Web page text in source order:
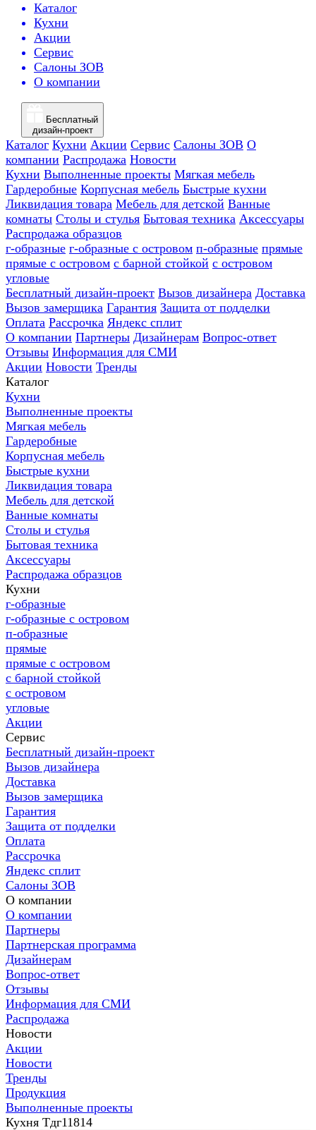
Каталог
Кухни
Акции
Сервис
Салоны ЗОВ
О компании
Бесплатный
дизайн-проект
Каталог Кухни Акции Сервис Салоны ЗОВ О
компании Распродажа Новости
Кухни Выполненные проекты Мягкая мебель
Гардеробные Корпусная мебель Быстрые кухни
Ликвидация товара Мебель для детской Ванные
комнаты Столы и стулья Бытовая техника Аксессуары
Распродажа образцов
г-образные г-образные с островом п-образные прямые
прямые с островом с барной стойкой с островом
угловые
Бесплатный дизайн-проект Вызов дизайнера Доставка
Вызов замерщика Гарантия Защита от подделки
Оплата Рассрочка Яндекс сплит
О компании Партнеры Дизайнерам Вопрос-ответ
Отзывы Информация для СМИ
Акции Новости Тренды
Каталог
Кухни
Выполненные проекты
Мягкая мебель
Гардеробные
Корпусная мебель
Быстрые кухни
Ликвидация товара
Мебель для детской
Ванные комнаты
Столы и стулья
Бытовая техника
Аксессуары
Распродажа образцов
Кухни
г-образные
г-образные с островом
п-образные
прямые
прямые с островом
с барной стойкой
с островом
угловые
Акции
Сервис
Бесплатный дизайн-проект
Вызов дизайнера
Доставка
Вызов замерщика
Гарантия
Защита от подделки
Оплата
Рассрочка
Яндекс сплит
Салоны ЗОВ
О компании
О компании
Партнеры
Партнерская программа
Дизайнерам
Вопрос-ответ
Отзывы
Информация для СМИ
Распродажа
Новости
Акции
Новости
Тренды
Продукция
Выполненные проекты
Кухня Тдг11814